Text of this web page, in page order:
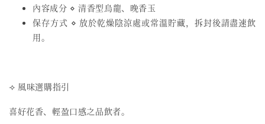
內容成分 ⋄ 清香型烏龍、晚香玉
保存方式 ⋄ 放於乾燥陰涼處或常溫貯藏，拆封後請盡速飲
用。
⟢ 風味選購指引
喜好花香、輕盈口感之品飲者。